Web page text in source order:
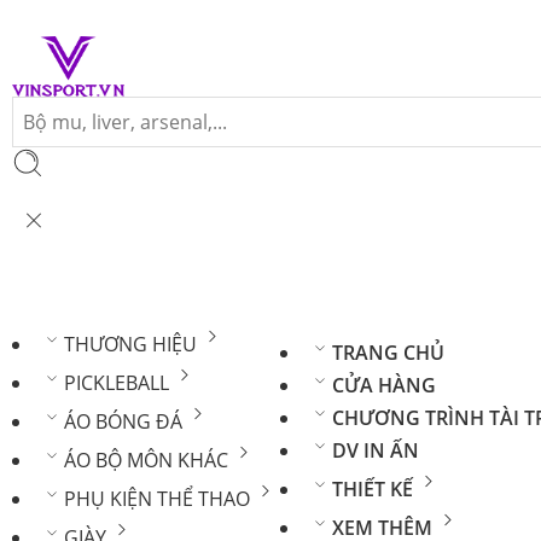
THƯƠNG HIỆU
PICKLEBALL
ÁO BÓNG ĐÁ
ÁO BỘ MÔN KHÁC
PHỤ KIỆN THỂ THAO
TRANG CHỦ
CỬA HÀNG
CHƯƠNG TRÌNH TÀI
DV IN ẤN
THIẾT KẾ
XEM THÊM